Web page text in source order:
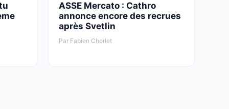
ASSE Mercato : Cathro
annonce encore des recrues
après Svetlin
Par Fabien Chorlet